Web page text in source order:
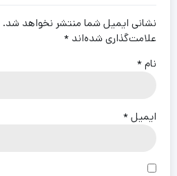
نشانی ایمیل شما منتشر نخواهد شد.
علامت‌گذاری شده‌اند *
نام*
ایمیل*